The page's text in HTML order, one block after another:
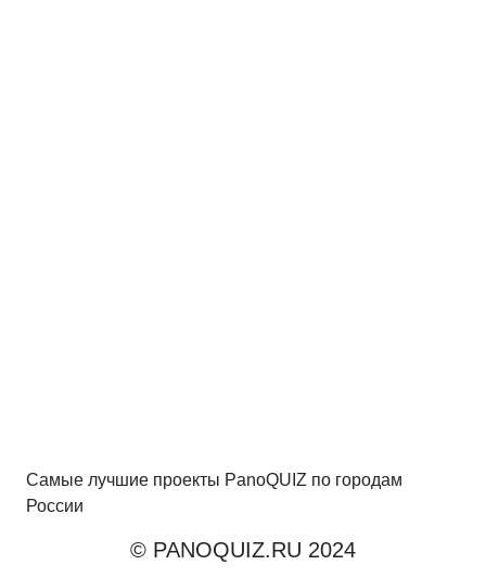
Самые лучшие проекты PanoQUIZ по городам
России
© PANOQUIZ.RU 2024